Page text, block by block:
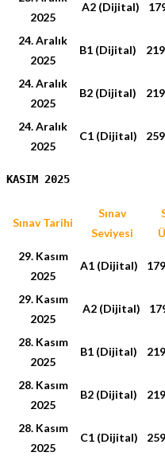
2025
A2 (Dijital)
24. Aralık
2025
B1 (Dijital)
24. Aralık
2025
B2 (Dijital)
24. Aralık
2025
C1 (Dijital)
KASIM 2025
Sınav Tarihi
Sınav
Seviyesi
29. Kasım
2025
A1 (Dijital)
29. Kasım
2025
A2 (Dijital)
28. Kasım
2025
B1 (Dijital)
28. Kasım
2025
B2 (Dijital)
28. Kasım
2025
C1 (Dijital)